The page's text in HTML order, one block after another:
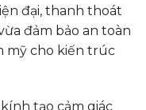
đại, thanh thoát
đảm bảo an toàn
mỹ cho kiến trúc
tạo cảm giác